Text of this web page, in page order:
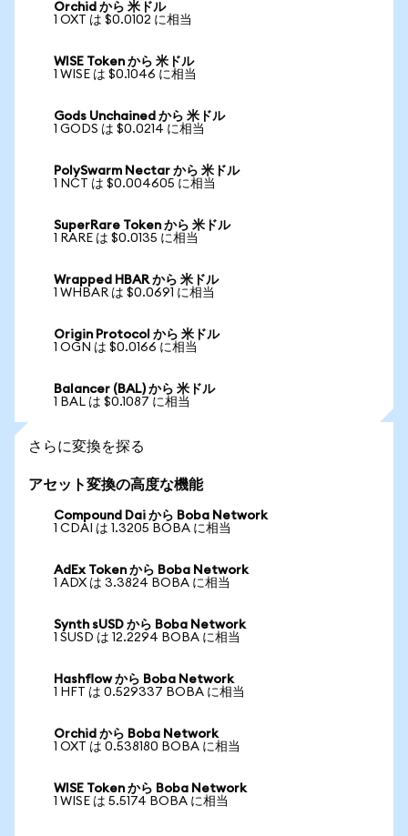
Orchid から 米ドル
1 OXT は $0.0102 に相当
WISE Token から 米ドル
1 WISE は $0.1046 に相当
Gods Unchained から 米ドル
1 GODS は $0.0214 に相当
PolySwarm Nectar から 米ドル
1 NCT は $0.004605 に相当
SuperRare Token から 米ドル
1 RARE は $0.0135 に相当
Wrapped HBAR から 米ドル
1 WHBAR は $0.0691 に相当
Origin Protocol から 米ドル
1 OGN は $0.0166 に相当
Balancer (BAL) から 米ドル
1 BAL は $0.1087 に相当
さらに変換を探る
アセット変換の高度な機能
Compound Dai から Boba Network
1 CDAI は 1.3205 BOBA に相当
AdEx Token から Boba Network
1 ADX は 3.3824 BOBA に相当
Synth sUSD から Boba Network
1 SUSD は 12.2294 BOBA に相当
Hashflow から Boba Network
1 HFT は 0.529337 BOBA に相当
Orchid から Boba Network
1 OXT は 0.538180 BOBA に相当
WISE Token から Boba Network
1 WISE は 5.5174 BOBA に相当